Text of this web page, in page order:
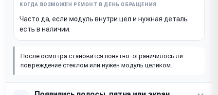
Часто да, если модуль внутри цел и нужная деталь
есть в наличии.
После осмотра становится понятно: ограничилось ли
повреждение стеклом или нужен модуль целиком.